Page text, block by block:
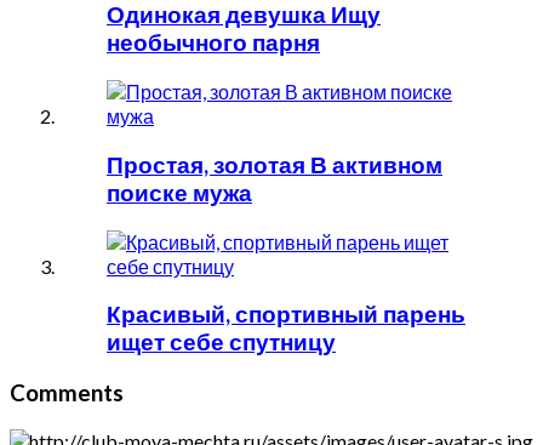
Одинокая девушка Ищу
необычного парня
Простая, золотая В активном
поиске мужа
Красивый, спортивный парень
ищет себе спутницу
Comments